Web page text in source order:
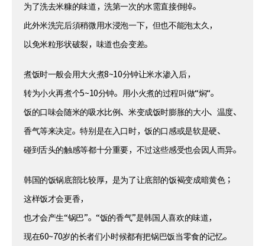
为了洗去米糠的味道，洗第一次的水需直接倒掉。
此外米洗完后須稍微用水浸泡一下，但也不能泡太久，
以免米粒形状破裂，味道也会变差。
煮饭时一般会用大火煮8~10分钟让米水渗入后，
转为小火再煮个5~10分钟。用小火煮的过程叫做“焖“。
饭的口味会随米的吸水比例、米变成饭时膨胀的大小、温度、
香气等来决定。特别是在入口时，饭的口感或是软是硬、
碰到舌头的触感等都十分重要，不过这些感受也会因人而异。
韩国的饭锅底部比较厚，是为了让底部的饭褐变成暗黄色；
这样饭才会更香，
也才会产生“锅巴”。“饭的香气”是韩国人喜欢的味道，
现在60~70岁的长者们小时候都有把锅巴饭当零食的记忆。